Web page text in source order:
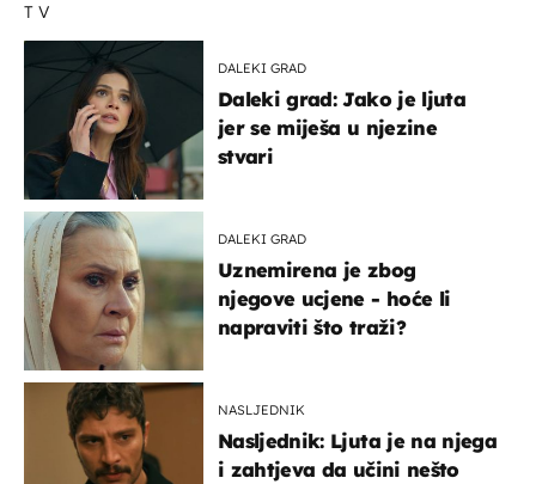
TV
DALEKI GRAD
Daleki grad: Jako je ljuta
jer se miješa u njezine
stvari
DALEKI GRAD
Uznemirena je zbog
njegove ucjene - hoće li
napraviti što traži?
NASLJEDNIK
Nasljednik: Ljuta je na njega
i zahtjeva da učini nešto